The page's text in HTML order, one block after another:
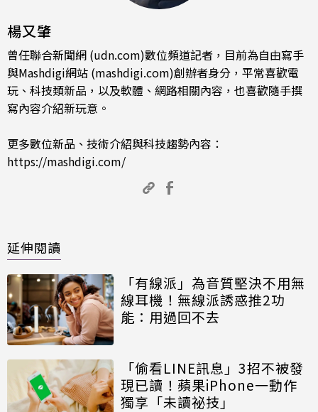
楊又肇
曾任聯合新聞網 (udn.com)數位頻道記者，目前為自由寫手
與Mashdigi網站 (mashdigi.com)創辦者身分，平常喜歡電
玩、科技類新品，以及軟體、網路相關內容，也喜歡隨手撰
寫內容介紹新玩意。
更多數位新品、技術介紹與科技趨勢內容：
https://mashdigi.com/
延伸閱讀
「有線派」為音質堅決不用無
線耳機！無線派誘惑推2功
能：用過回不去
「偷看LINE訊息」3招不被發
現已讀！蘋果iPhone一動作
獨享「未讀祕技」